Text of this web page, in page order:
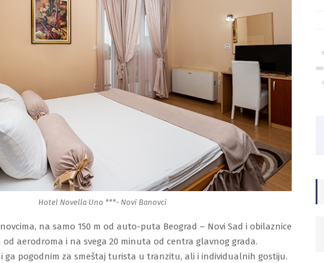
Hotel Novella Uno ***- Novi Banovci
na samo 150 m od auto-puta Beograd – Novi Sad i obilaznice
od aerodroma i na svega 20 minuta od centra glavnog grada.
ga pogodnim za smeštaj turista u tranzitu, ali i individualnih gostiju.